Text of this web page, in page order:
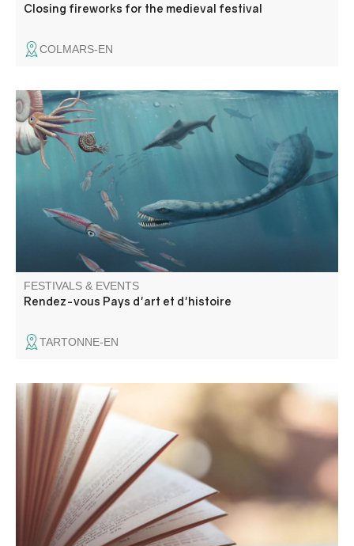
Closing fireworks for the medieval festival
COLMARS-EN
Géologie et patrimoine naturel, partez à la découverte du
plésiosaure, grand reptile marin disparu il y a 66 millions
d'années
FESTIVALS & EVENTS
Rendez-vous Pays d'art et d'histoire
TARTONNE-EN
Présence et rencontres avec de nombreux auteurs
régionaux venus présenter leurs ouvrages.